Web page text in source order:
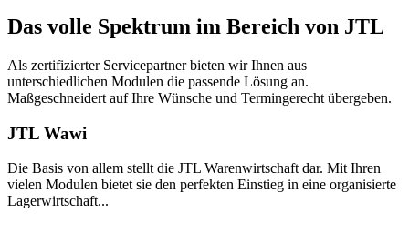
Das volle Spektrum im Bereich von JTL
Als zertifizierter Servicepartner bieten wir Ihnen aus
unterschiedlichen Modulen die passende Lösung an.
Maßgeschneidert auf Ihre Wünsche und Termingerecht übergeben.
JTL Wawi
Die Basis von allem stellt die JTL Warenwirtschaft dar. Mit Ihren
vielen Modulen bietet sie den perfekten Einstieg in eine organisierte
Lagerwirtschaft...